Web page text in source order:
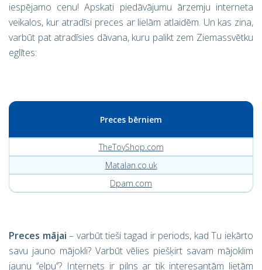
iespējamo cenu! Apskati piedāvājumu ārzemju interneta
veikalos, kur atradīsi preces ar lielām atlaidēm. Un kas zina,
varbūt pat atradīsies dāvana, kuru palikt zem Ziemassvētku
eglītes:
Preces bērniem
TheToyShop.com
Matalan.co.uk
Dpam.com
Preces mājai – varbūt tieši tagad ir periods, kad Tu iekārto
savu jauno mājokli? Varbūt vēlies piešķirt savam mājoklim
jaunu ‘’elpu’’? Internets ir pilns ar tik interesantām lietām